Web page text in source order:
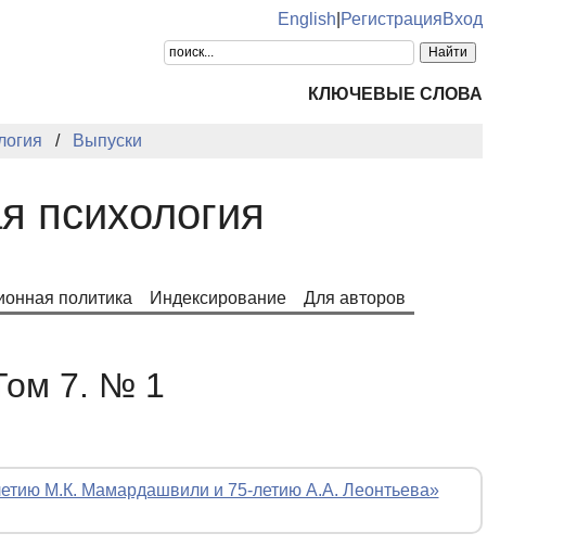
English РегистрацияВход
КЛЮЧЕВЫЕ СЛОВА
Выпуски
психология
политика Индексирование
Для авторов
7. № 1
М.К. Мамардашвили и 75-летию А.А. Леонтьева»